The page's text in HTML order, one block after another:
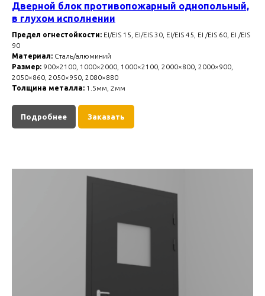
Дверной блок противопожарный однопольный,
в глухом исполнении
Предел огнестойкости: EI/EIS 15, EI/EIS 30, EI/EIS 45, EI /EIS 60, EI /EIS
90
Материал: Сталь/алюминий
Размер: 900×2100, 1000×2000, 1000×2100, 2000×800, 2000×900,
2050×860, 2050×950, 2080×880
Толщина металла: 1.5мм, 2мм
Подробнее Заказать